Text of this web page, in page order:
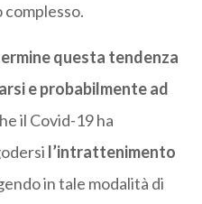
questa tendenza
e probabilmente ad
il Covid-19 ha
l’intrattenimento
in tale modalità di